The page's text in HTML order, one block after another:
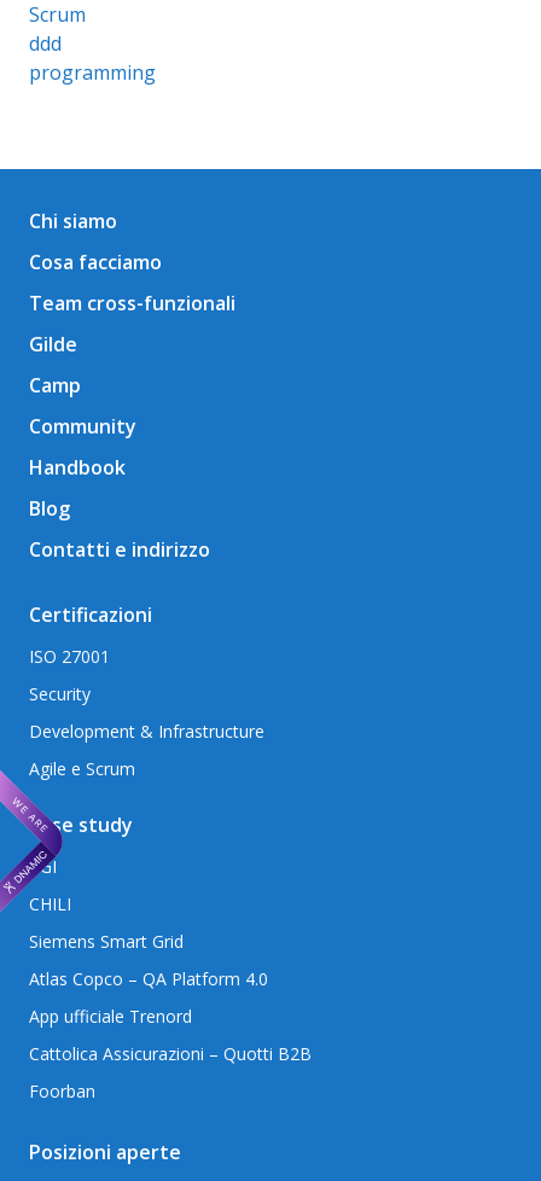
Scrum
ddd
programming
Chi siamo
Cosa facciamo
Team cross-funzionali
Gilde
Camp
Community
Handbook
Blog
Contatti e indirizzo
Certificazioni
ISO 27001
Security
Development & Infrastructure
Agile e Scrum
Case study
RGI
CHILI
Siemens Smart Grid
Atlas Copco – QA Platform 4.0
App ufficiale Trenord
Cattolica Assicurazioni – Quotti B2B
Foorban
Posizioni aperte